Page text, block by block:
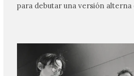
para debutar una versión alterna